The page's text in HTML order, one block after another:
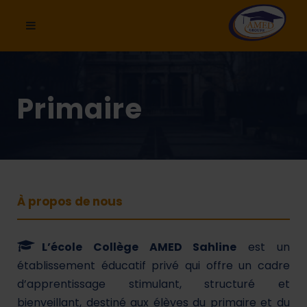
Primaire
À propos de nous
L’école Collège AMED Sahline est un
établissement éducatif privé qui offre un cadre
d’apprentissage stimulant, structuré et
bienveillant, destiné aux élèves du primaire et du